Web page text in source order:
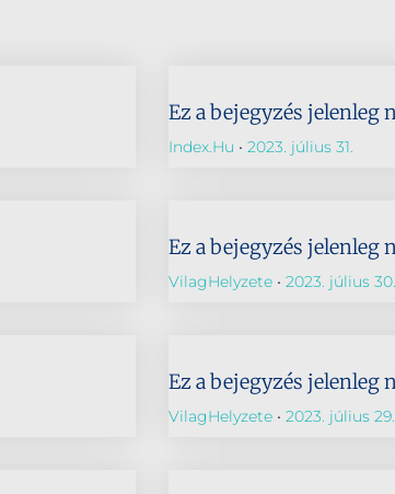
Ez a bejegyzés jelenleg
Index.hu 2023. július 31.
Ez a bejegyzés jelenleg
VilagHelyzete 2023. július 30.
Ez a bejegyzés jelenleg
VilagHelyzete 2023. július 29.